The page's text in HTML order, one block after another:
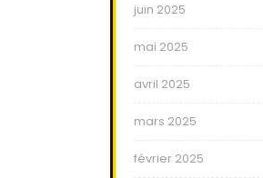
juin 2025
mai 2025
avril 2025
mars 2025
février 2025